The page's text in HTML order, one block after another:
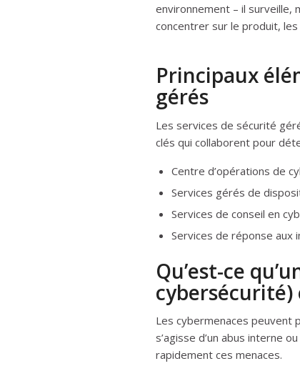
environnement – il surveille,
concentrer sur le produit,
Principaux
gérés
Les services de sécurité
clés qui collaborent pour
Centre d’opérations de
Services gérés de
Services de conseil en
Services de réponse aux
Qu’est-ce
Les cybermenaces peuvent
s’agisse d’un abus interne
rapidement ces menaces.